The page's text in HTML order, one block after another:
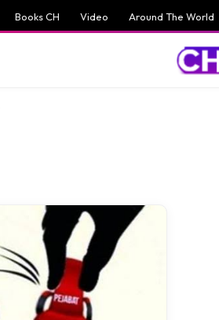
Books CH Video Around The World